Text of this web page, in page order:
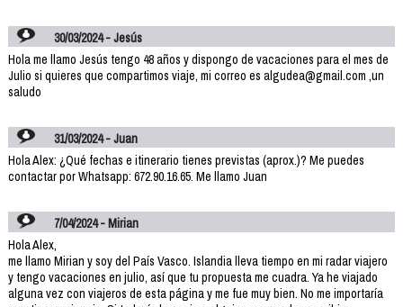
30/03/2024 - Jesús
Hola me llamo Jesús tengo 48 años y dispongo de vacaciones para el mes de
Julio si quieres que compartimos viaje, mi correo es algudea@gmail.com ,un
saludo
31/03/2024 - Juan
Hola Alex: ¿Qué fechas e itinerario tienes previstas (aprox.)? Me puedes
contactar por Whatsapp: 672.90.16.65. Me llamo Juan
7/04/2024 - Mirian
Hola Alex,
me llamo Mirian y soy del País Vasco. Islandia lleva tiempo en mi radar viajero
y tengo vacaciones en julio, así que tu propuesta me cuadra. Ya he viajado
alguna vez con viajeros de esta página y me fue muy bien. No me importaría